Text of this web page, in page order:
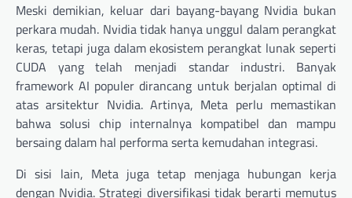
Meski demikian, keluar dari bayang-bayang Nvidia bukan
perkara mudah. Nvidia tidak hanya unggul dalam perangkat
keras, tetapi juga dalam ekosistem perangkat lunak seperti
CUDA yang telah menjadi standar industri. Banyak
framework AI populer dirancang untuk berjalan optimal di
atas arsitektur Nvidia. Artinya, Meta perlu memastikan
bahwa solusi chip internalnya kompatibel dan mampu
bersaing dalam hal performa serta kemudahan integrasi.
Di sisi lain, Meta juga tetap menjaga hubungan kerja
dengan Nvidia. Strategi diversifikasi tidak berarti memutus